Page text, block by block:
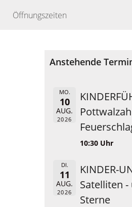
Öffnungszeiten
Anstehende
MO.
10
AUG.
2026
10:30 Uhr
DI.
11
AUG.
2026
KINDER-
Satelliten
Sterne